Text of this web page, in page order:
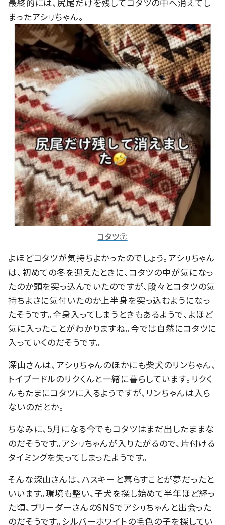
まったアシㇼちゃん。
コタツ⑦
よほどコタツが気持ちよかったのでしょう。アシㇼちゃん
は、初めての冬を迎えたときに、コタツの中が気になっ
たのか頭を突っ込んでいたのですが、段々とコタツの気
持ちよさに気付いたのか上半身を突っ込むようになっ
たそうです。全身入ってしまうときもあるようで、よほど
気に入ったことがわかりますね。今では自然にコタツに
入っていくのだそうです。
深山さんは、アシㇼちゃんのほかにも柴犬のリンちゃん、
トイプードルのリクくんと一緒に暮らしています。リクく
んもたまにコタツに入るようですが、リンちゃんは入ら
ないのだとか。
ちなみに、5月になる今でもコタツはまだ出したままな
のだそうです。アシㇼちゃんが入りたがるので、片付ける
タイミングを失ってしまったようです。
そんな深山さんは、ハスキーと暮らすことが夢だったと
いいます。環境も整い、子犬を探し始めて半年ほど経っ
た頃、ブリーダーさんのSNSでアシㇼちゃんと出会った
のだそうです。シルバーホワイトの毛色の子を探してい